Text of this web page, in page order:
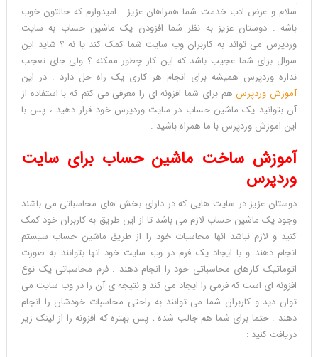
آموزش
ساخت
ماشین
حساب
برای
سایت
وردپرسReviewed
by
رضا
ملکی
on
Oct
18Rating:
5.0
سلام و عرض ادب خدمت شما همراهان عزیز . امیدوارم که حالتون خوب
باشه . دوستان عزیز به نظر شما افزودن یک ماشین حساب به سایت
وردپرس می تواند به کاربران وب سایت شما کمک کند یا نه ؟ شاید این
سوال برای شما عجیب باشد که این کار چطور ممکنه ؟ ولی جای تعجب
نداره وردپرس همیشه برای انجام هر کاری یک راه حل دارد . در این
آموزش وردپرسهم برای شما افزونه ای را معرفی می کنم که با استفاده از
آن بتوانید یک ماشین حساب در سایت وردپرس خود قرار دهید ، پس با
این اموزش وردپرس با ما همراه باشید .
آموزش ساخت ماشین حساب برای سایت
وردپرس
دوستان عزیز در سایت هایی که در دارای بخش های محاسباتی می باشند
وجود یک ماشین حساب لازم می باشد تا از این طریق به کاربران خود کمک
کنید و لازم نباشد انها محاسبات خود را از طریق ماشین حساب سیستم
انجام دهند و با ایجاد یک فرم در وب سایت خود انها بتوانند به صورت
اتوماتیک کارهای محاسباتی خود را انجام دهند . فرم محاسباتی یک نوع
افزونه ای است که فرمی را ایجاد می کند و نتیجه ی آن را در وب سایت می
توان دید و کاربران شما می توانند به راحتی محاسبات خودشان را انجام
دهند . حتما برای شما هم جالب شده ، پس بهتره که افزونه را از لینک زیر
دریافت کنید :